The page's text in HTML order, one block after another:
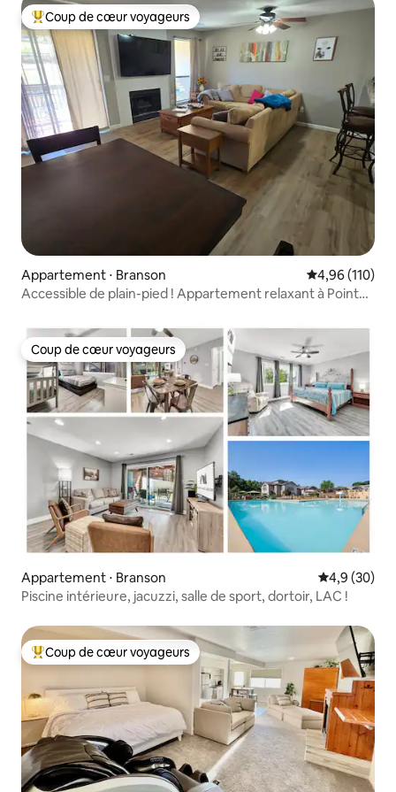
Coups de cœur voyageurs les plus appréciés
Coup de cœur voyageurs
Appartement ⋅ Branson Évaluation
4,96 (110)
Accessible de plain-pied ! Appartement relaxant à Pointe
Coup de cœur voyageurs
Coup de cœur voyageurs
Appartement ⋅ Branson Évaluation
4,9 (30)
Piscine intérieure, jacuzzi, salle de sport, dortoir, LAC !
Coups de cœur voyageurs les plus appréciés
Coup de cœur voyageurs